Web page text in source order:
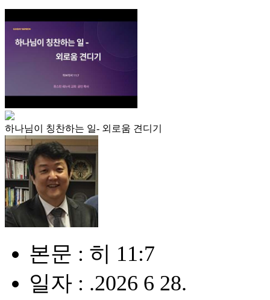
하나님이 칭찬하는 일- 외로움 견디기
본문 : 히 11:7
일자 : .2026 6 28.